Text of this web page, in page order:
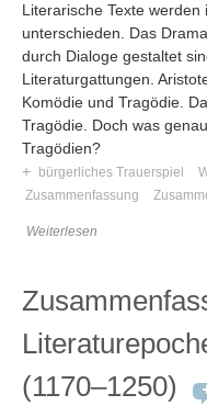
Literarische Texte
unterschieden. Das
durch Dialoge gestaltet
Literaturgattungen.
Komödie und Tragödie.
Tragödie. Doch was
Tragödien?
+
bürgerliches Trauerspiel
Zusammenfassung
Weiterlesen
(1170–1250)